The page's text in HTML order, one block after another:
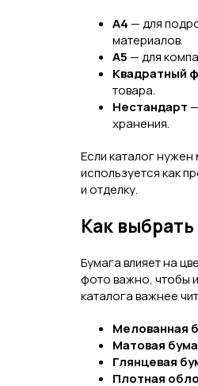
А4 — для
материалов.
А5 — для
Квадратный
товара.
Нестандарт
хранения.
Если каталог
используется как
и отделку.
Как
Бумага влияет на
фото важно, чтобы
каталога важнее
Мелованная
Матовая
Глянцевая
Плотная